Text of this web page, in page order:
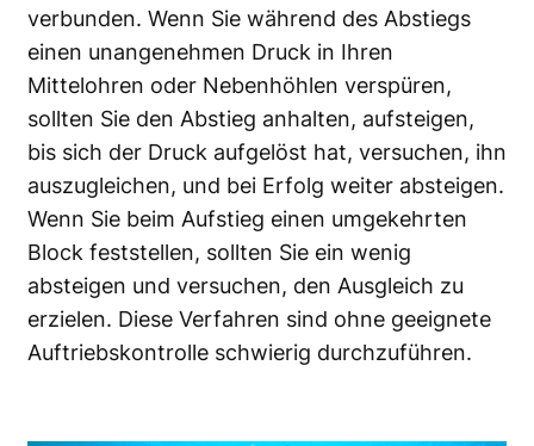
verbunden. Wenn Sie während des Abstiegs
einen unangenehmen Druck in Ihren
Mittelohren oder Nebenhöhlen verspüren,
sollten Sie den Abstieg anhalten, aufsteigen,
bis sich der Druck aufgelöst hat, versuchen, ihn
auszugleichen, und bei Erfolg weiter absteigen.
Wenn Sie beim Aufstieg einen umgekehrten
Block feststellen, sollten Sie ein wenig
absteigen und versuchen, den Ausgleich zu
erzielen. Diese Verfahren sind ohne geeignete
Auftriebskontrolle schwierig durchzuführen.